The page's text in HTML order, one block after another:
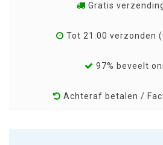
Gratis
Tot 21:00 verzonden
97% beveelt
Achteraf betalen /